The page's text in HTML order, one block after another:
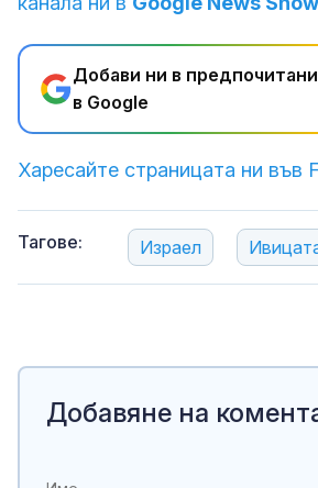
Добави ни в
в Google
Харесайте страницата ни във
Тагове: Израел
Добавяне на